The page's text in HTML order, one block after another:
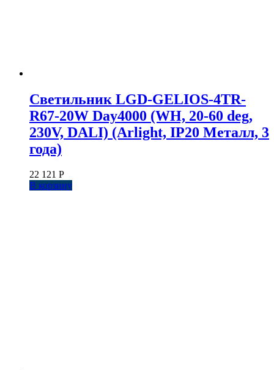
Светильник LGD-GELIOS-4TR-
R67-20W Day4000 (WH, 20-60 deg,
230V, DALI) (Arlight, IP20 Металл, 3
года)
22 121 Р
В корзину